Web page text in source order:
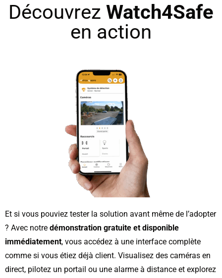
Découvrez Watch4Safe
en action
Et si vous pouviez tester la solution avant même de l’adopter
? Avec notre démonstration gratuite et disponible
immédiatement, vous accédez à une interface complète
comme si vous étiez déjà client. Visualisez des caméras en
direct, pilotez un portail ou une alarme à distance et explorez